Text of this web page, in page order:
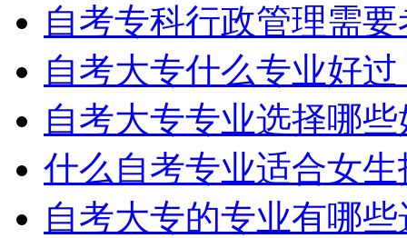
自考专科行政管理需
自考大专什么专业好过
自考大专专业选择哪
什么自考专业适合女
自考大专的专业有哪